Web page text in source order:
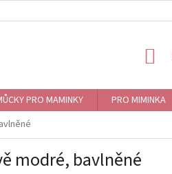
PRO MAMINKY PRO MIMINKA
modré, bavlněné